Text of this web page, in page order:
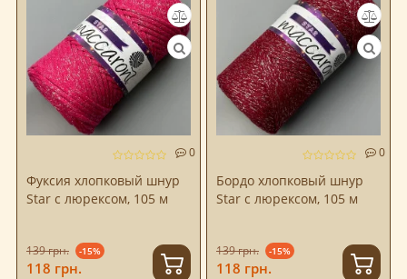
0
Фуксия хлопковый шнур
Star с люрексом, 105 м
139 грн. -15%
118 грн.
0
Бордо хлопковый шнур
Star с люрексом, 105 м
139 грн. -15%
118 грн.